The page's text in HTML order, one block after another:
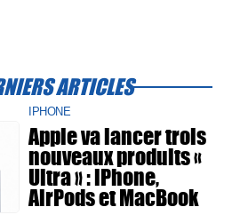
ARTICLES
IPHONE
Apple va lancer trois
nouveaux produits «
Ultra » : iPhone,
AirPods et MacBook